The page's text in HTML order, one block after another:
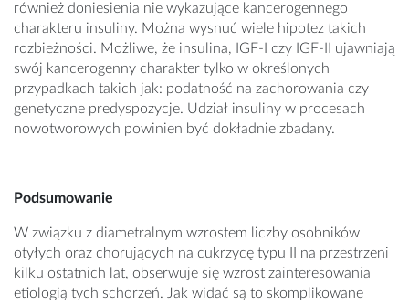
również doniesienia nie wykazujące kancerogennego
charakteru insuliny. Można wysnuć wiele hipotez takich
rozbieżności. Możliwe, że insulina, IGF-I czy IGF-II ujawniają
swój kancerogenny charakter tylko w określonych
przypadkach takich jak: podatność na zachorowania czy
genetyczne predyspozycje. Udział insuliny w procesach
nowotworowych powinien być dokładnie zbadany.
Podsumowanie
W związku z diametralnym wzrostem liczby osobników
otyłych oraz chorujących na cukrzycę typu II na przestrzeni
kilku ostatnich lat, obserwuje się wzrost zainteresowania
etiologią tych schorzeń. Jak widać są to skomplikowane